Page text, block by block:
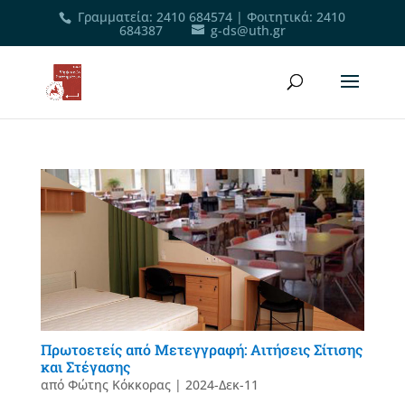
Γραμματεία: 2410 684574 |Φοιτητικά: 2410
684387 g-ds@uth.gr
Πρωτοετείς από Μετεγγραφή: Αιτήσεις Σίτισης
και Στέγασης
από Φώτης Κόκκορας| 2024-Δεκ-11